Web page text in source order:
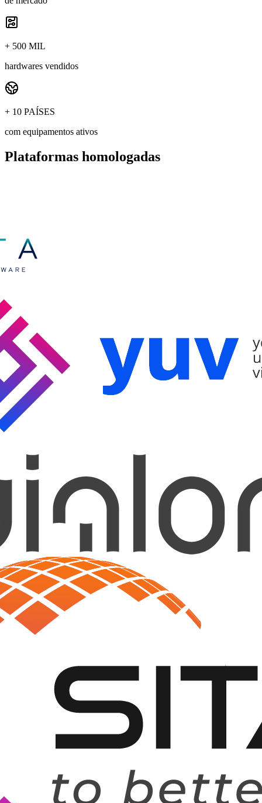
+ 500 MIL
hardwares vendidos
+ 10 PAÍSES
com equipamentos ativos
Plataformas homologadas